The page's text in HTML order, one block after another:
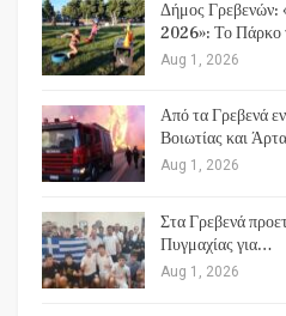
Δήμος Γρεβενών:
2026»: Το
Aug 1, 2026
Από τα Γρεβενά
Βοιωτίας και
Aug 1, 2026
Στα Γρεβενά
Πυγμαχίας για…
Aug 1, 2026